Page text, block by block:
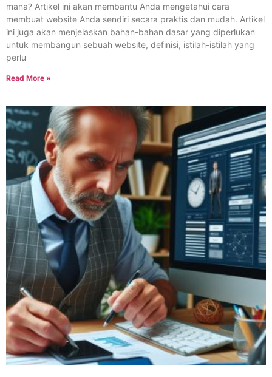
mana? Artikel ini akan membantu Anda mengetahui cara
membuat website Anda sendiri secara praktis dan mudah. Artikel
ini juga akan menjelaskan bahan-bahan dasar yang diperlukan
untuk membangun sebuah website, definisi, istilah-istilah yang
perlu
Read More »